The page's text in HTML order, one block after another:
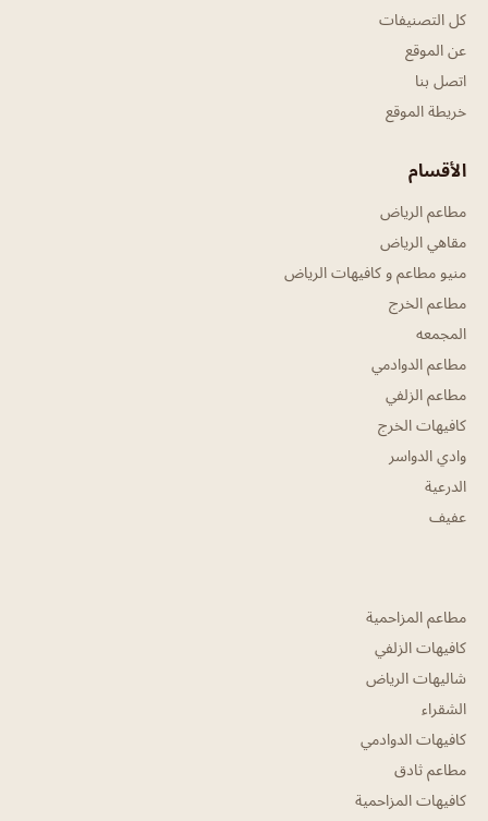
كل التصنيفات
عن الموقع
اتصل بنا
خريطة الموقع
الأقسام
مطاعم الرياض
مقاهي الرياض
منيو مطاعم و كافيهات الرياض
مطاعم الخرج
المجمعه
مطاعم الدوادمي
مطاعم الزلفي
كافيهات الخرج
وادي الدواسر
الدرعية
عفيف
مطاعم المزاحمية
كافيهات الزلفي
شاليهات الرياض
الشقراء
كافيهات الدوادمي
مطاعم ثادق
كافيهات المزاحمية